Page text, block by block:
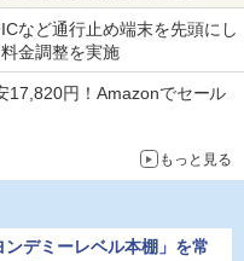
など通行止め端末を先頭にし
金調整を実施
17,820円！Amazonでセール
もっと見る
ンデミーレベル本棚」を常